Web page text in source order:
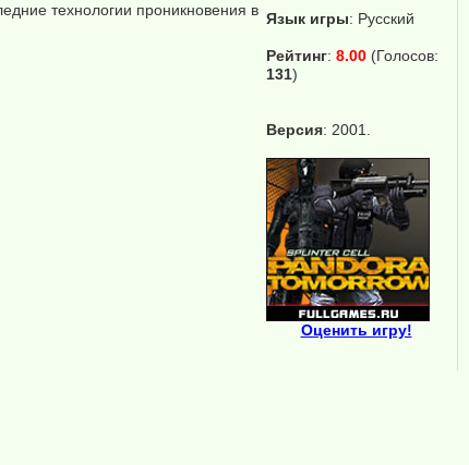
Язык игры: Русский
Рейтинг: 8.00 (Голосов:
131)
Версия: 2001.
Оценить игру!
технологии проникновения в